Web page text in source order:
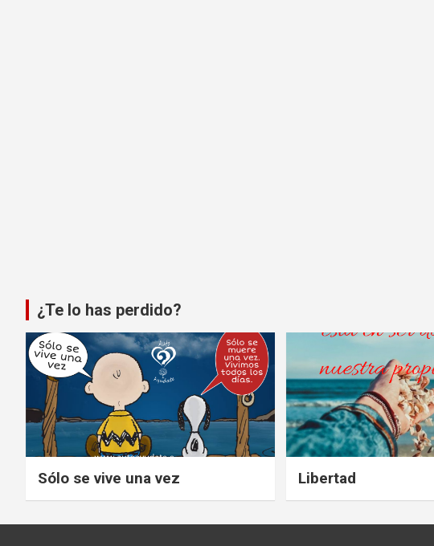
¿Te lo has perdido?
Sólo se vive una vez Libertad